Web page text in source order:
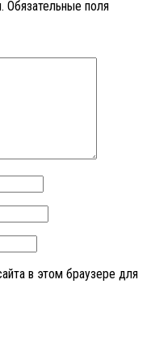
Обязательные поля
в этом браузере для